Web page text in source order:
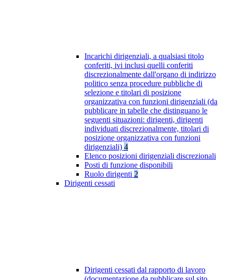
Incarichi dirigenziali, a qualsiasi titolo
conferiti, ivi inclusi quelli conferiti
discrezionalmente dall'organo di indirizzo
politico senza procedure pubbliche di
selezione e titolari di posizione
organizzativa con funzioni dirigenziali (da
pubblicare in tabelle che distinguano le
seguenti situazioni: dirigenti, dirigenti
individuati discrezionalmente, titolari di
posizione organizzativa con funzioni
dirigenziali) 4
Elenco posizioni dirigenziali discrezionali
Posti di funzione disponibili
Ruolo dirigenti 2
Dirigenti cessati
Dirigenti cessati dal rapporto di lavoro